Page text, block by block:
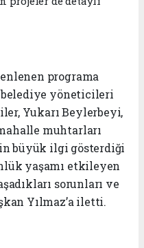
programa
belediye yöneticileri
Yukarı Beylerbeyi,
muhtarları
büyük ilgi gösterdiği
yaşamı etkileyen
sorunları ve
Yılmaz’a iletti.